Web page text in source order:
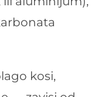
kosi,